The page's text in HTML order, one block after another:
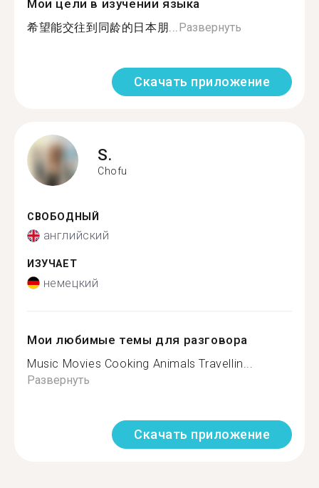
Мои цели в изучении языка
希望能交往到同龄的日本朋... Развернуть
Скачать приложение
S.
Chofu
СВОБОДНЫЙ
английский
ИЗУЧАЕТ
немецкий
Мои любимые темы для разговора
Music Movies Cooking Animals Travellin...
Развернуть
Скачать приложение